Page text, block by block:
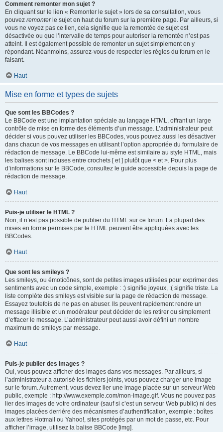
Comment remonter mon sujet ?
En cliquant sur le lien « Remonter le sujet » lors de sa consultation, vous
pouvez remonterle sujet en haut du forum sur la première page. Par ailleurs, si
vous ne voyez pas ce lien, cela signifie que la remontée de sujet est
désactivée ou que l’intervalle de temps pour autoriser la remontée n’est pas
atteint. Il est également possible de remonter un sujet simplement en y
répondant. Néanmoins, assurez-vous de respecter les règles du forum en le
faisant.
Haut
Mise en forme et types de sujets
Que sont les BBCodes ?
Le BBCode est une implantation spéciale au langage HTML, offrant un large
contrôle de mise en forme des éléments d’un message. L’administrateur peut
décider si vous pouvez utiliser les BBCodes, vous pouvez aussi les désactiver
dans chacun de vos messages en utilisant l’option appropriée du formulaire de
rédaction de message. Le BBCode lui-même est similaire au style HTML, mais
les balises sont incluses entre crochets [ et ] plutôt que < et >. Pour plus
d’informations sur le BBCode, consultez le guide accessible depuis la page de
rédaction de message.
Haut
Puis-je utiliser le HTML ?
Non, il n’est pas possible de publier du HTML sur ce forum. La plupart des
mises en forme permises par le HTML peuvent être appliquées avec les
BBCodes.
Haut
Que sont les smileys ?
Les smileys, ou émoticônes, sont de petites images utilisées pour exprimer des
sentiments avec un code simple, exemple : :) signifie joyeux, :( signifie triste. La
liste complète des smileys est visible sur la page de rédaction de message.
Essayez toutefois de ne pas en abuser. Ils peuvent rapidement rendre un
message illisible et un modérateur peut décider de les retirer ou simplement
d’effacer le message. L’administrateur peut aussi avoir défini un nombre
maximum de smileys par message.
Haut
Puis-je publier des images ?
Oui, vous pouvez afficher des images dans vos messages. Par ailleurs, si
l’administrateur a autorisé les fichiers joints, vous pouvez charger une image
sur le forum. Autrement, vous devez lier une image placée sur un serveur Web
public, exemple : http://www.exemple.com/mon-image.gif. Vous ne pouvez pas
lier des images de votre ordinateur (sauf si c’est un serveur Web public) ni des
images placées derrière des mécanismes d’authentification, exemple : boîtes
aux lettres Hotmail ou Yahoo!, sites protégés par un mot de passe, etc. Pour
afficher l’image, utilisez la balise BBCode [img].